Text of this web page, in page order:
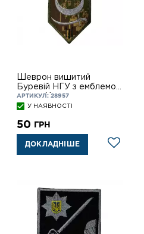
Шеврон вишитий
Буревій НГУ з емблемою
АРТИКУЛ: 28957
У НАЯВНОСТІ
50 ГРН
ДОКЛАДНІШЕ